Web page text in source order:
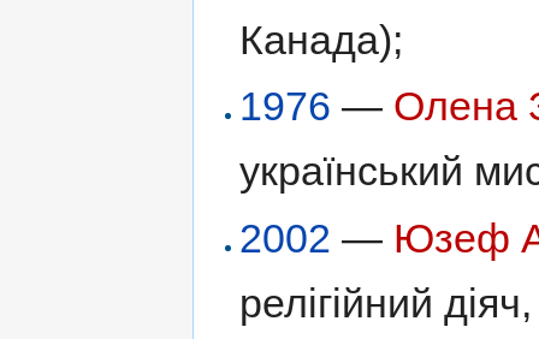
Канада);
1976 — Олена
український
2002 — Юзеф
релігійний